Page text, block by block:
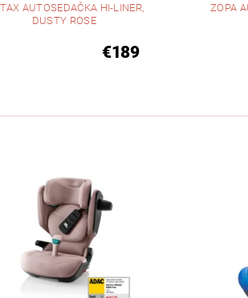
AUTOSEDAČKA HI-LINER,
DUSTY ROSE
€189
ZOPA